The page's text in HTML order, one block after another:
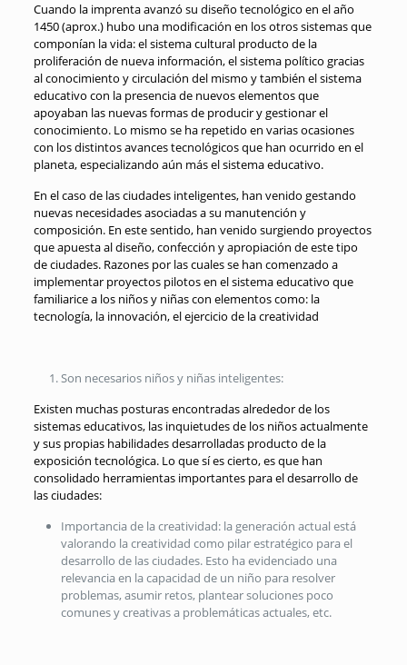
Cuando la imprenta avanzó su diseño tecnológico en el año
1450 (aprox.) hubo una modificación en los otros sistemas que
componían la vida: el sistema cultural producto de la
proliferación de nueva información, el sistema político gracias
al conocimiento y circulación del mismo y también el sistema
educativo con la presencia de nuevos elementos que
apoyaban las nuevas formas de producir y gestionar el
conocimiento. Lo mismo se ha repetido en varias ocasiones
con los distintos avances tecnológicos que han ocurrido en el
planeta, especializando aún más el sistema educativo.
En el caso de las ciudades inteligentes, han venido gestando
nuevas necesidades asociadas a su manutención y
composición. En este sentido, han venido surgiendo proyectos
que apuesta al diseño, confección y apropiación de este tipo
de ciudades. Razones por las cuales se han comenzado a
implementar proyectos pilotos en el sistema educativo que
familiarice a los niños y niñas con elementos como: la
tecnología, la innovación, el ejercicio de la creatividad
Son necesarios niños y niñas inteligentes:
Existen muchas posturas encontradas alrededor de los
sistemas educativos, las inquietudes de los niños actualmente
y sus propias habilidades desarrolladas producto de la
exposición tecnológica. Lo que sí es cierto, es que han
consolidado herramientas importantes para el desarrollo de
las ciudades:
Importancia de la creatividad: la generación actual está
valorando la creatividad como pilar estratégico para el
desarrollo de las ciudades. Esto ha evidenciado una
relevancia en la capacidad de un niño para resolver
problemas, asumir retos, plantear soluciones poco
comunes y creativas a problemáticas actuales, etc.